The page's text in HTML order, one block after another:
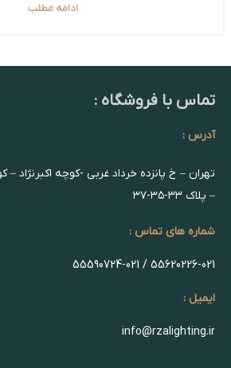
ادامه مطلب
تماس با فروشگاه :
آدرس :
تهران – خ پانزده خرداد غربی -کوچه
– پلاک ۳۳-۳۵-۳۷
شماره های تماس :
55620226-021 / 55590724-021
ایمیل :
info@rzalighting.ir